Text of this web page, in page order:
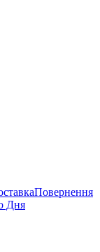
Повернення
Дня